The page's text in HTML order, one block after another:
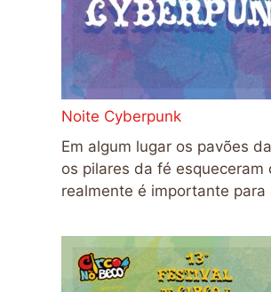
Noite Cyberpunk
Em algum lugar os pavões
os pilares da fé esqueceram
realmente é importante